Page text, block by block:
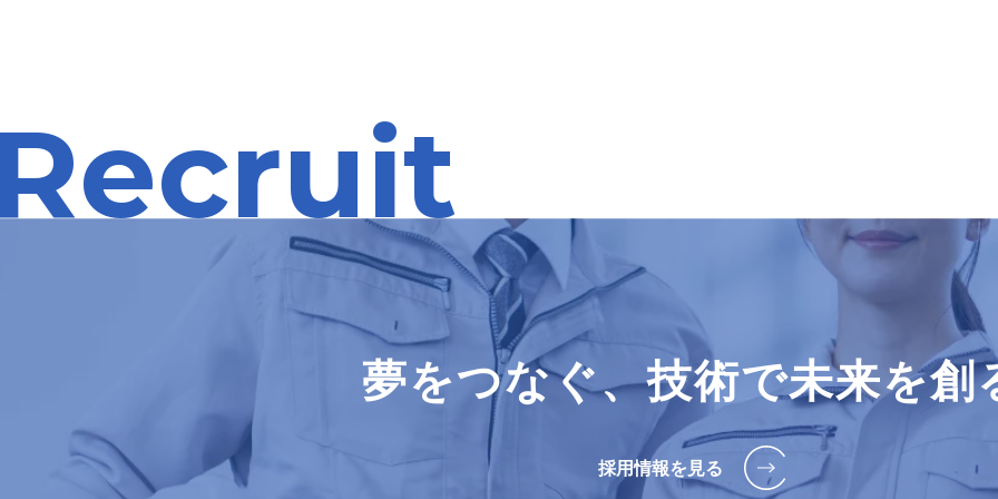
夢をつなぐ、技術で未来を創
採用情報を見る